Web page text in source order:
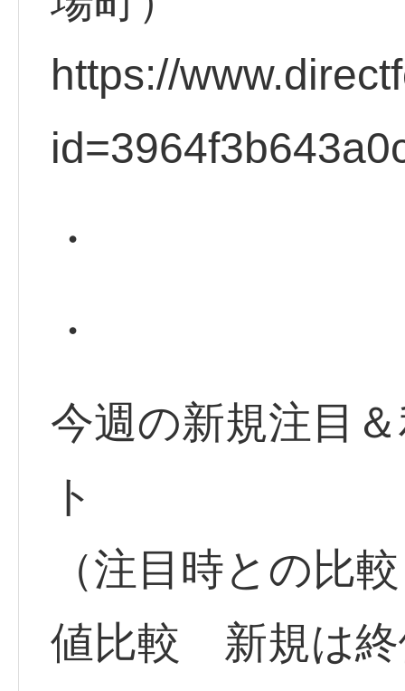
https://
・
・
今週の新規注目
ト
（注目時との比
値比較 新規は